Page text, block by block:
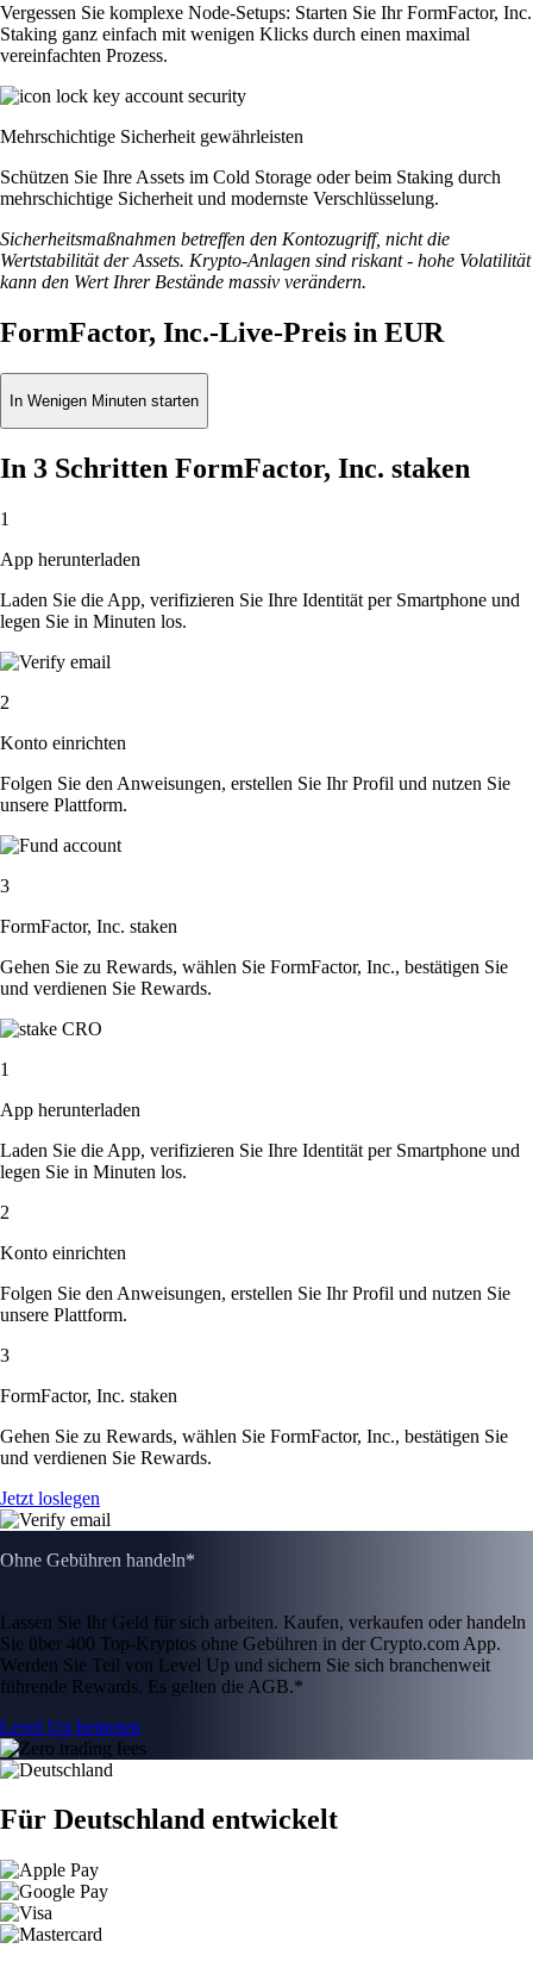
Vergessen Sie komplexe Node-Setups: Starten Sie Ihr FormFactor, Inc.
Staking ganz einfach mit wenigen Klicks durch einen maximal
vereinfachten Prozess.
Mehrschichtige Sicherheit gewährleisten
Schützen Sie Ihre Assets im Cold Storage oder beim Staking durch
mehrschichtige Sicherheit und modernste Verschlüsselung.
Sicherheitsmaßnahmen betreffen den Kontozugriff, nicht die
Wertstabilität der Assets. Krypto-Anlagen sind riskant - hohe Volatilität
kann den Wert Ihrer Bestände massiv verändern.
FormFactor, Inc.-Live-Preis in EUR
In Wenigen Minuten starten
In 3 Schritten FormFactor, Inc. staken
1
App herunterladen
Laden Sie die App, verifizieren Sie Ihre Identität per Smartphone und
legen Sie in Minuten los.
2
Konto einrichten
Folgen Sie den Anweisungen, erstellen Sie Ihr Profil und nutzen Sie
unsere Plattform.
3
FormFactor, Inc. staken
Gehen Sie zu Rewards, wählen Sie FormFactor, Inc., bestätigen Sie
und verdienen Sie Rewards.
1
App herunterladen
Laden Sie die App, verifizieren Sie Ihre Identität per Smartphone und
legen Sie in Minuten los.
2
Konto einrichten
Folgen Sie den Anweisungen, erstellen Sie Ihr Profil und nutzen Sie
unsere Plattform.
3
FormFactor, Inc. staken
Gehen Sie zu Rewards, wählen Sie FormFactor, Inc., bestätigen Sie
und verdienen Sie Rewards.
Jetzt loslegen
Ohne Gebühren handeln*
Lassen Sie Ihr Geld für sich arbeiten. Kaufen, verkaufen oder handeln
Sie über 400 Top-Kryptos ohne Gebühren in der Crypto.com App.
Werden Sie Teil von Level Up und sichern Sie sich branchenweit
führende Rewards. Es gelten die AGB.*
Level Up beitreten
Für Deutschland entwickelt